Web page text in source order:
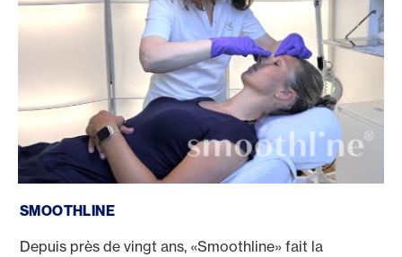
SMOOTHLINE
Depuis près de vingt ans, «Smoothline» fait la